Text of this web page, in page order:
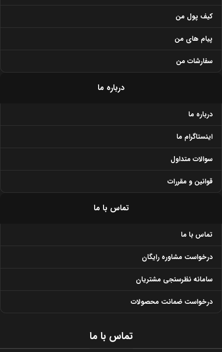
تماس با ما
تماس با ما
درخواست مشاوره رایگان
سامانه نظرسنجی مشتریان
درخواست ضمانت محصولات
درباره ما
درباره ما
اینستاگرام ما
سوالات متداول
قوانین و مقررات
کیف پول من
پیام های من
سفارشات من
تماس با ما